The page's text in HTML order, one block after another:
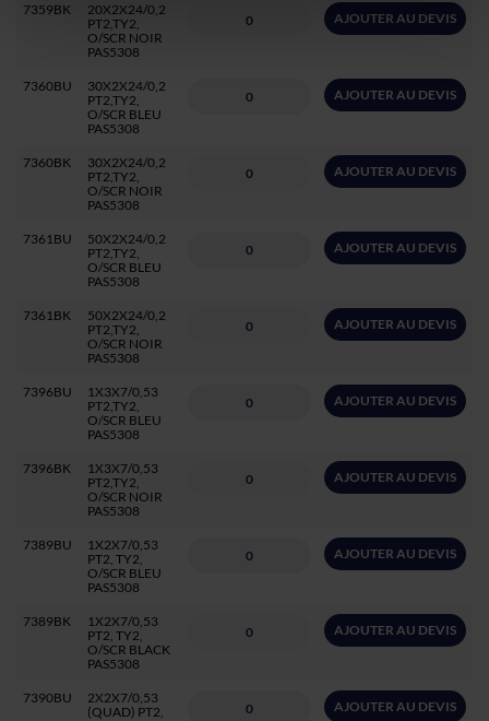
7359BK
20X2X24/0,2
PT2,TY2,
O/SCR NOIR
PAS5308
AJOUTER AU DEVIS
7360BU
30X2X24/0,2
PT2,TY2,
O/SCR BLEU
PAS5308
AJOUTER AU DEVIS
7360BK
30X2X24/0,2
PT2,TY2,
O/SCR NOIR
PAS5308
AJOUTER AU DEVIS
7361BU
50X2X24/0,2
PT2,TY2,
O/SCR BLEU
PAS5308
AJOUTER AU DEVIS
7361BK
50X2X24/0,2
PT2,TY2,
O/SCR NOIR
PAS5308
AJOUTER AU DEVIS
7396BU
1X3X7/0,53
PT2,TY2,
O/SCR BLEU
PAS5308
AJOUTER AU DEVIS
7396BK
1X3X7/0,53
PT2,TY2,
O/SCR NOIR
PAS5308
AJOUTER AU DEVIS
7389BU
1X2X7/0,53
PT2, TY2,
O/SCR BLEU
PAS5308
AJOUTER AU DEVIS
7389BK
1X2X7/0,53
PT2, TY2,
O/SCR BLACK
PAS5308
AJOUTER AU DEVIS
7390BU
2X2X7/0,53
(QUAD) PT2,
AJOUTER AU DEVIS